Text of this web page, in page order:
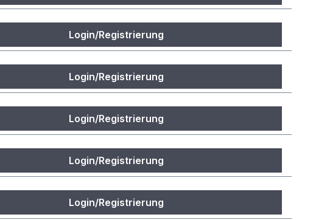
Login/Registrierung
Login/Registrierung
Login/Registrierung
Login/Registrierung
Login/Registrierung